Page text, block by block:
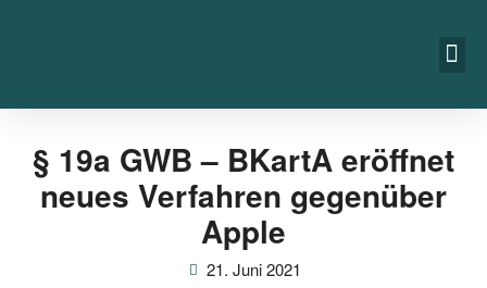
§ 19a GWB – BKartA eröffnet
neues Verfahren gegenüber
Apple
21. Juni 2021